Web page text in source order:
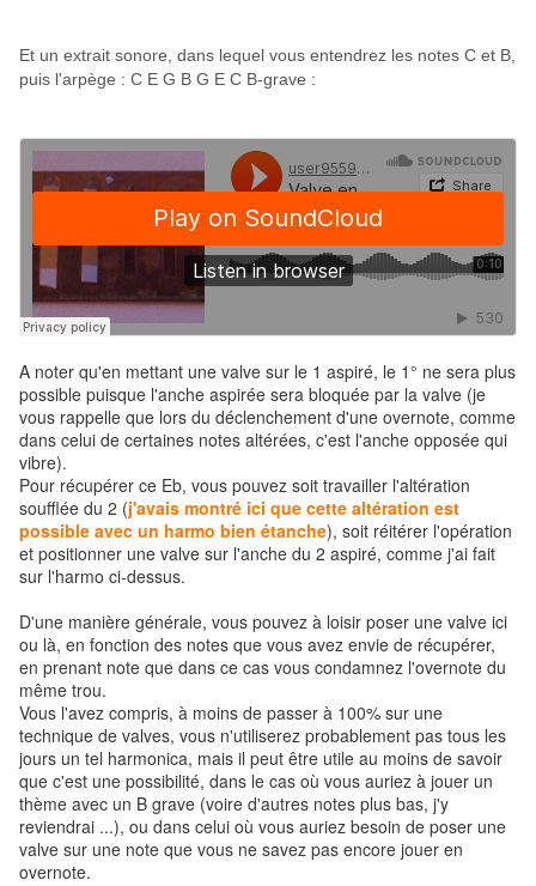
Et un extrait sonore, dans lequel vous entendrez les notes C et B,
puis l'arpège : C E G B G E C B-grave :
A noter qu'en mettant une valve sur le 1 aspiré, le 1° ne sera plus
possible puisque l'anche aspirée sera bloquée par la valve (je
vous rappelle que lors du déclenchement d'une overnote, comme
dans celui de certaines notes altérées, c'est l'anche opposée qui
vibre).
Pour récupérer ce Eb, vous pouvez soit travailler l'altération
soufflée du 2 (j'avais montré ici que cette altération est
possible avec un harmo bien étanche), soit réitérer l'opération
et positionner une valve sur l'anche du 2 aspiré, comme j'ai fait
sur l'harmo ci-dessus.
D'une manière générale, vous pouvez à loisir poser une valve ici
ou là, en fonction des notes que vous avez envie de récupérer,
en prenant note que dans ce cas vous condamnez l'overnote du
même trou.
Vous l'avez compris, à moins de passer à 100% sur une
technique de valves, vous n'utiliserez probablement pas tous les
jours un tel harmonica, mais il peut être utile au moins de savoir
que c'est une possibilité, dans le cas où vous auriez à jouer un
thème avec un B grave (voire d'autres notes plus bas, j'y
reviendrai ...), ou dans celui où vous auriez besoin de poser une
valve sur une note que vous ne savez pas encore jouer en
overnote.